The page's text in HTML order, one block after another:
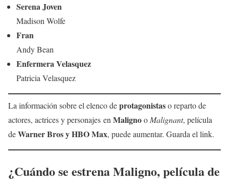
Serena Joven
Madison Wolfe
Fran
Andy Bean
Enfermera Velasquez
Patricia Velasquez
La información sobre el elenco deprotagonistaso reparto de
actores, actrices y personajes enMalignooMalignant, película
deWarner Bros y HBO Max, puede aumentar. Guarda el link.
¿Cuándo se estrena Maligno, películade